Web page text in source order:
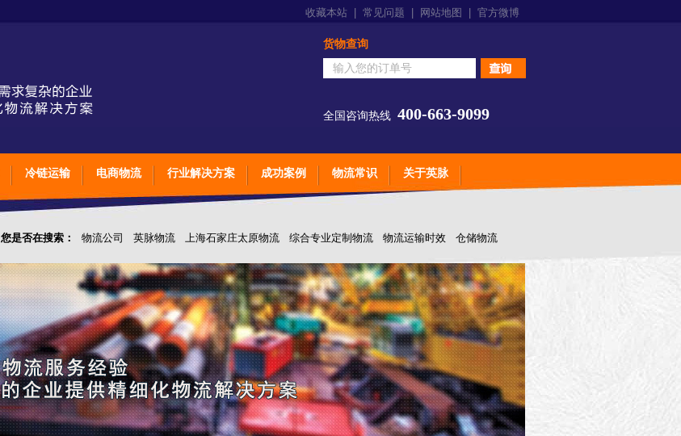
收藏本站 常见问题 网站地图 官方微博
货物查询
全国咨询热线 400-663-9099
冷链运输 电商物流 行业解决方案 成功案例 物流常识 关于英脉
您是否在搜索： 物流公司 英脉物流 上海石家庄太原物流 综合专业定制物流 物流运输时效 仓储物流
仓储综合专业定制物流 上海石家庄太原综合专业定制物流